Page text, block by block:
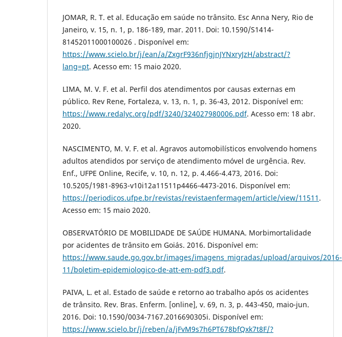
JOMAR, R. T. et al. Educação em saúde no trânsito. Esc Anna Nery, Rio de
Janeiro, v. 15, n. 1, p. 186-189, mar. 2011. Doi: 10.1590/S1414-
81452011000100026 . Disponível em:
https://www.scielo.br/j/ean/a/ZxgrF936nfjgjnJYNxryJzH/abstract/?
lang=pt. Acesso em: 15 maio 2020.
LIMA, M. V. F. et al. Perfil dos atendimentos por causas externas em
público. Rev Rene, Fortaleza, v. 13, n. 1, p. 36-43, 2012. Disponível em:
https://www.redalyc.org/pdf/3240/324027980006.pdf. Acesso em: 18 abr.
2020.
NASCIMENTO, M. V. F. et al. Agravos automobilísticos envolvendo homens
adultos atendidos por serviço de atendimento móvel de urgência. Rev.
Enf., UFPE Online, Recife, v. 10, n. 12, p. 4.466-4.473, 2016. Doi:
10.5205/1981-8963-v10i12a11511p4466-4473-2016. Disponível em:
https://periodicos.ufpe.br/revistas/revistaenfermagem/article/view/11511 .
Acesso em: 15 maio 2020.
OBSERVATÓRIO DE MOBILIDADE DE SAÚDE HUMANA. Morbimortalidade
por acidentes de trânsito em Goiás. 2016. Disponível em:
https://www.saude.go.gov.br/images/imagens_migradas/upload/arquivos/2016-
11/boletim-epidemiologico-de-att-em-pdf3.pdf.
PAIVA, L. et al. Estado de saúde e retorno ao trabalho após os acidentes
de trânsito. Rev. Bras. Enferm. [online], v. 69, n. 3, p. 443-450, maio-jun.
2016. Doi: 10.1590/0034-7167.2016690305i. Disponível em:
https://www.scielo.br/j/reben/a/jFvM9s7h6PT678bfQxk7t8F/?